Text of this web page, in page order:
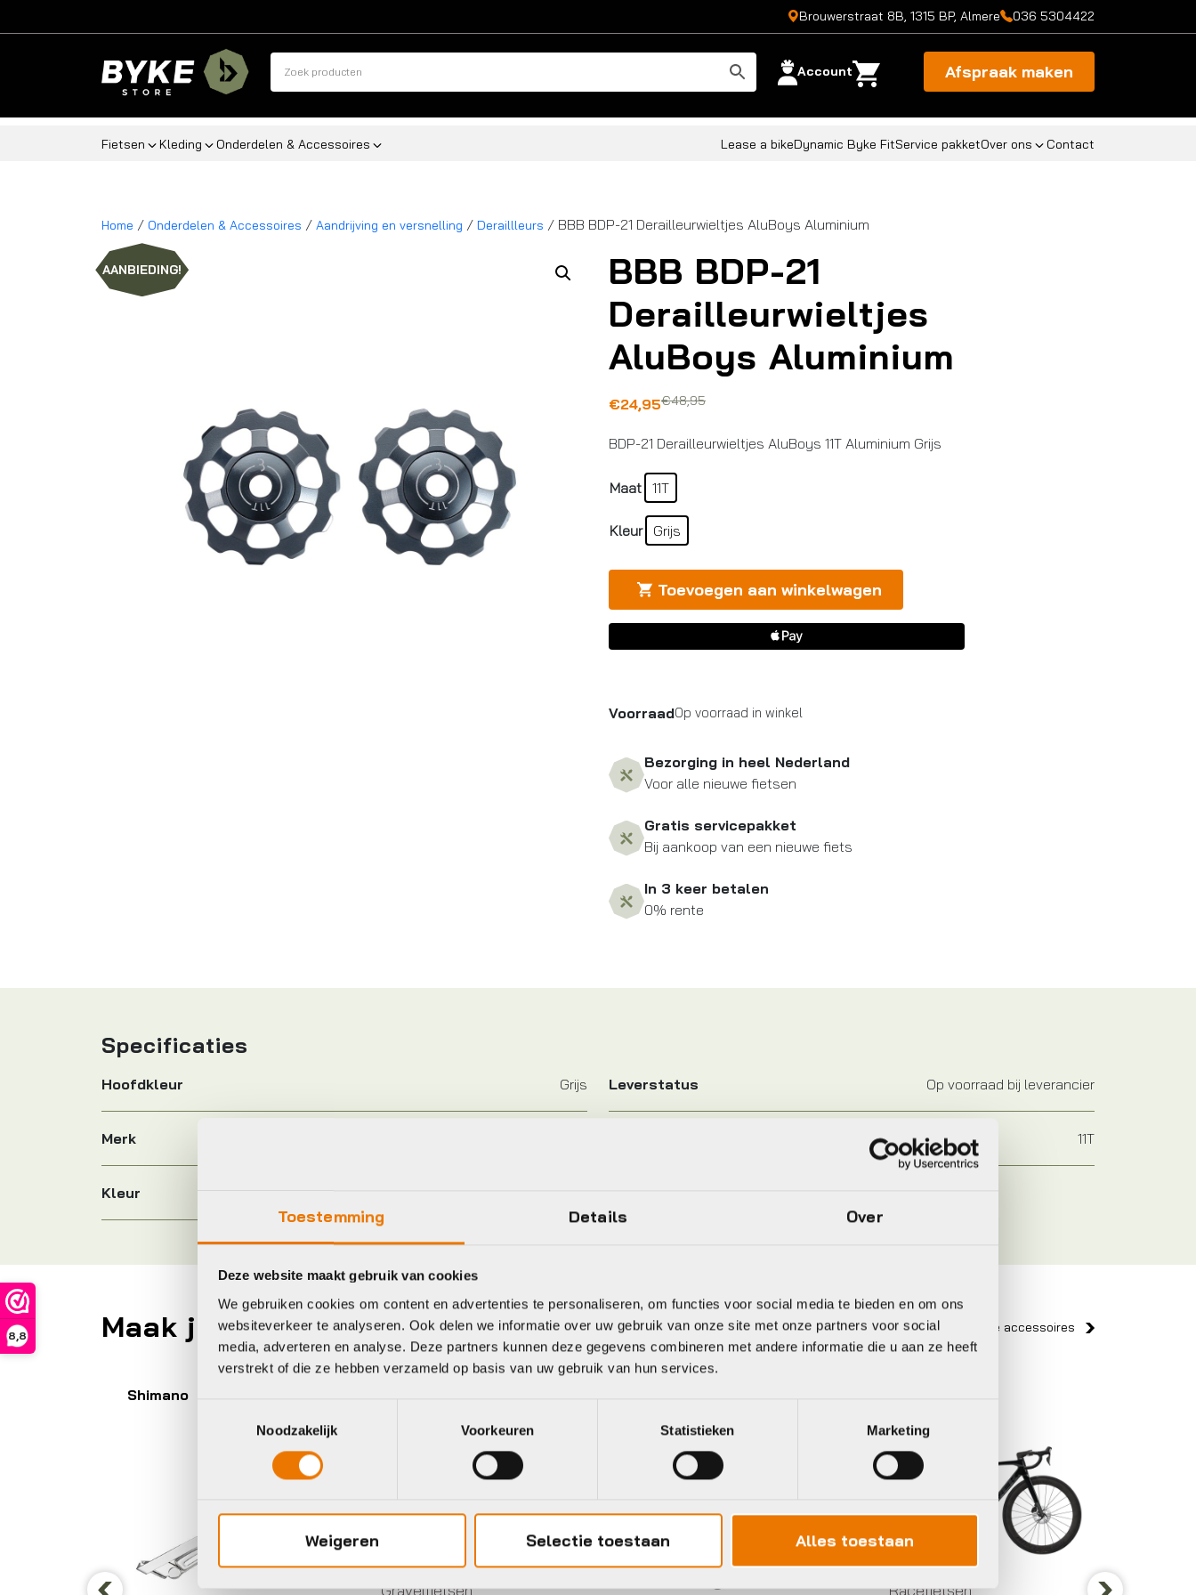
Toestemming Details Over
Deze website maakt gebruik van cookies
We gebruiken cookies om content en advertenties te personaliseren, om functies voor social media te bieden en om ons
websiteverkeer te analyseren. Ook delen we informatie over uw gebruik van onze site met onze partners voor social
media, adverteren en analyse. Deze partners kunnen deze gegevens combineren met andere informatie die u aan ze heeft
verstrekt of die ze hebben verzameld op basis van uw gebruik van hun services.
Noodzakelijk
Voorkeuren Statistieken Marketing
Weigeren Selectie toestaan Alles toestaan
8,8
Brouwerstraat 8B, 1315 BP, Almere 036 5304422
Account Afspraak maken
Fietsen Kleding Onderdelen & Accessoires Lease a bikeDynamic Byke FitService pakketOver ons Contact
Home / Onderdelen & Accessoires / Aandrijving en versnelling / Deraillleurs / BBB BDP-21 Derailleurwieltjes AluBoys Aluminium
AANBIEDING!
BBB BDP-21
Derailleurwieltjes
AluBoys Aluminium
€48,95
Oorspronkelijke
was:
€48,95.
€24,95
Huidige
is:
€24,95.
BDP-21 Derailleurwieltjes AluBoys 11T Aluminium Grijs
Maat 11T
Kleur Grijs
Toevoegen aan winkelwagen
VoorraadOp voorraad in winkel
Bezorging in heel Nederland
Voor alle nieuwe fietsen
Gratis servicepakket
Bij aankoop van een nieuwe fiets
In 3 keer betalen
0% rente
Specificaties
Hoofdkleur Grijs Leverstatus Op voorraad bij leverancier
Merk 11T
Kleur
Maak je fiets compleet Bekijk alle accessoires
Shimano Trek
Gravelfietsen Racefietsen